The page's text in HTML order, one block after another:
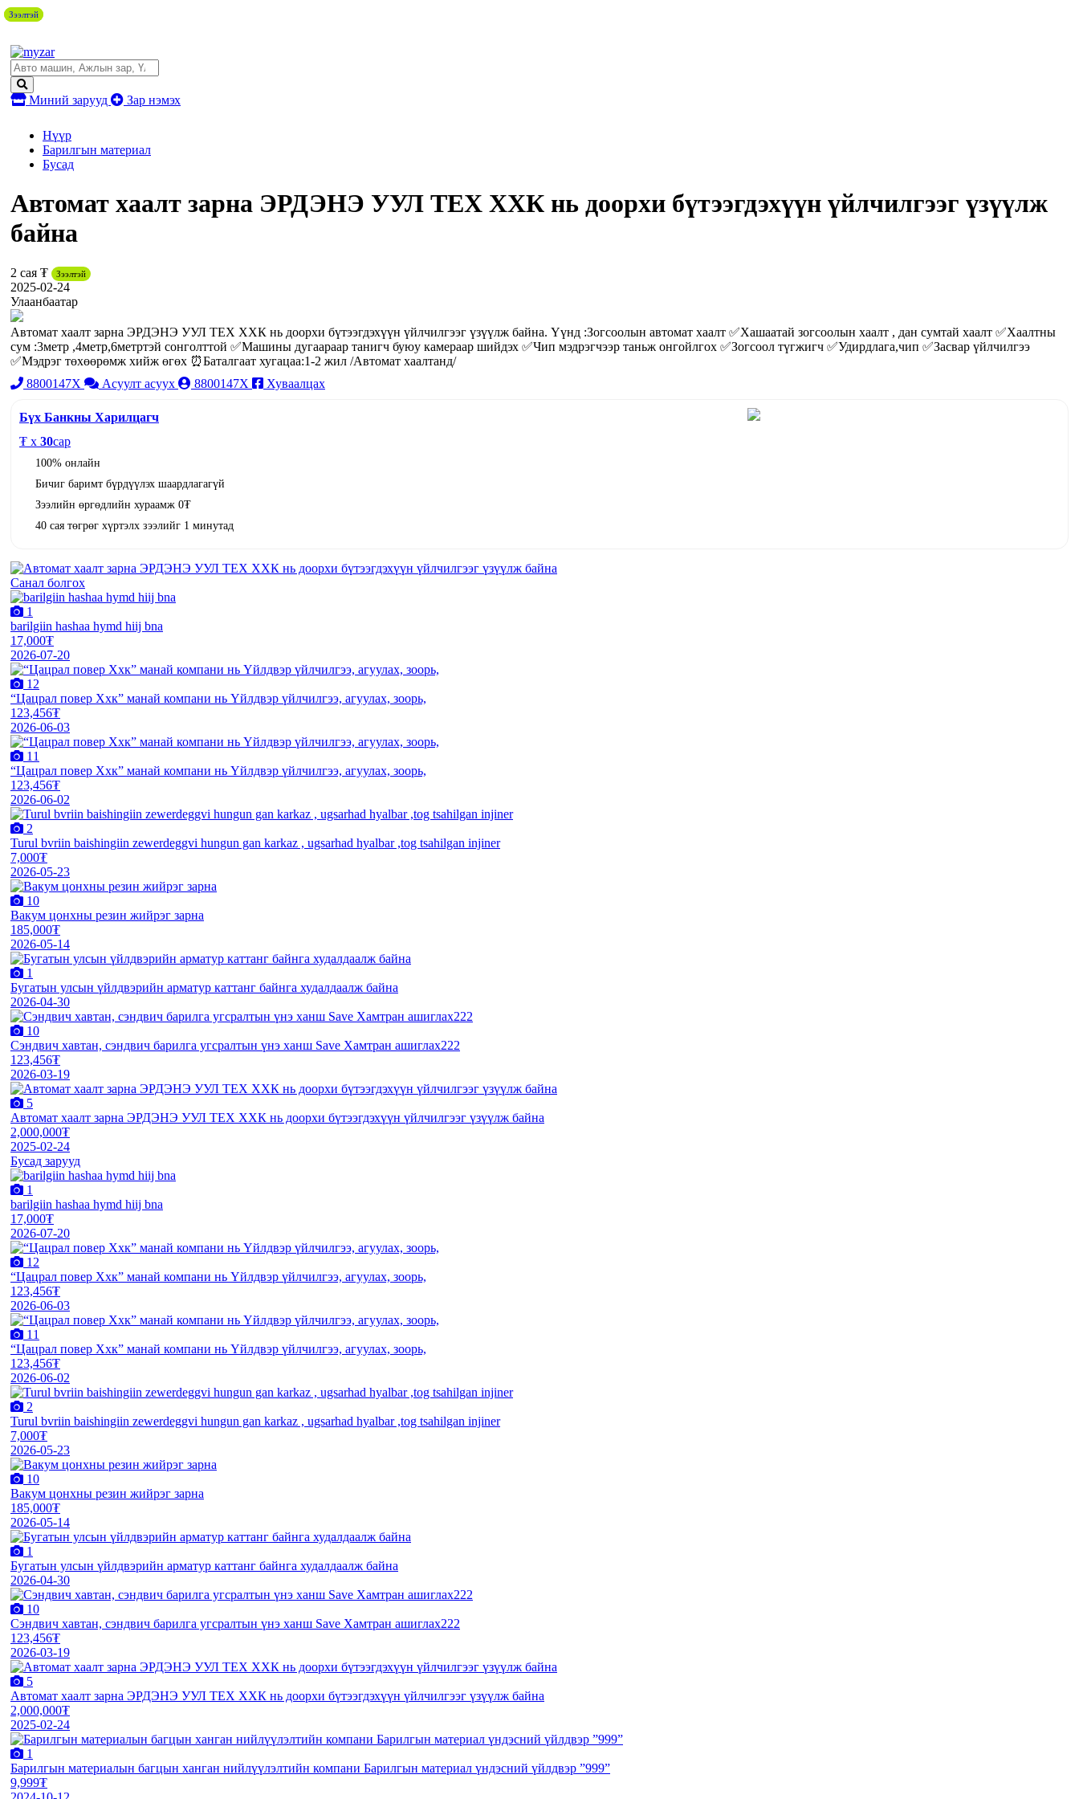
Миний зарууд Зар нэмэх
Нүүр
Барилгын материал
Бусад
Автомат хаалт зарна ЭРДЭНЭ УУЛ ТЕХ ХХК нь доорхи бүтээгдэхүүн үйлчилгээг үзүүлж
байна
2 сая ₮ Зээлтэй
2025-02-24
Улаанбаатар
Автомат хаалт зарна ЭРДЭНЭ УУЛ ТЕХ ХХК нь доорхи бүтээгдэхүүн үйлчилгээг үзүүлж байна. Үүнд :Зогсоолын автомат хаалт ✅Хашаатай зогсоолын хаалт , дан сумтай хаалт ✅Хаалтны
сум :3метр ,4метр,6метртэй сонголттой ✅Машины дугаараар танигч буюу камераар шийдэх ✅Чип мэдрэгчээр таньж онгойлгох ✅Зогсоол түгжигч ✅Удирдлага,чип ✅Засвар үйлчилгээ
✅Мэдрэг төхөөрөмж хийж өгөх ⏰Баталгаат хугацаа:1-2 жил /Автомат хаалтанд/
8800147X
Асуулт асуух 8800147X Хуваалцах
Бүх Банкны Харилцагч
₮ x 30сар
100% онлайн
Бичиг баримт бүрдүүлэх шаардлагагүй
Зээлийн өргөдлийн хураамж 0₮
40 сая төгрөг хүртэлх зээлийг 1 минутад
Санал болгох
1
barilgiin hashaa hymd hiij bna
17,000₮
2026-07-20
12
“Цацрал повер Ххк” манай компани нь Үйлдвэр үйлчилгээ, агуулах, зоорь,
123,456₮
2026-06-03
11
“Цацрал повер Ххк” манай компани нь Үйлдвэр үйлчилгээ, агуулах, зоорь,
123,456₮
2026-06-02
2
Turul bvriin baishingiin zewerdeggvi hungun gan karkaz , ugsarhad hyalbar ,tog tsahilgan injiner
7,000₮
2026-05-23
10
Вакум цонхны резин жийрэг зарна
185,000₮
2026-05-14
1
Бугатын улсын үйлдвэрийн арматур каттанг байнга худалдаалж байна
2026-04-30
10
Сэндвич хавтан, сэндвич барилга угсралтын үнэ ханш Save Хамтран ашиглах222
123,456₮
2026-03-19
Зээлтэй
5
Автомат хаалт зарна ЭРДЭНЭ УУЛ ТЕХ ХХК нь доорхи бүтээгдэхүүн үйлчилгээг үзүүлж байна
2,000,000₮
2025-02-24
Бусад зарууд
1
barilgiin hashaa hymd hiij bna
17,000₮
2026-07-20
12
“Цацрал повер Ххк” манай компани нь Үйлдвэр үйлчилгээ, агуулах, зоорь,
123,456₮
2026-06-03
11
“Цацрал повер Ххк” манай компани нь Үйлдвэр үйлчилгээ, агуулах, зоорь,
123,456₮
2026-06-02
2
Turul bvriin baishingiin zewerdeggvi hungun gan karkaz , ugsarhad hyalbar ,tog tsahilgan injiner
7,000₮
2026-05-23
10
Вакум цонхны резин жийрэг зарна
185,000₮
2026-05-14
1
Бугатын улсын үйлдвэрийн арматур каттанг байнга худалдаалж байна
2026-04-30
10
Сэндвич хавтан, сэндвич барилга угсралтын үнэ ханш Save Хамтран ашиглах222
123,456₮
2026-03-19
Зээлтэй
5
Автомат хаалт зарна ЭРДЭНЭ УУЛ ТЕХ ХХК нь доорхи бүтээгдэхүүн үйлчилгээг үзүүлж байна
2,000,000₮
2025-02-24
1
Барилгын материалын багцын ханган нийлүүлэлтийн компани Барилгын материал үндэсний үйлдвэр ”999”
9,999₮